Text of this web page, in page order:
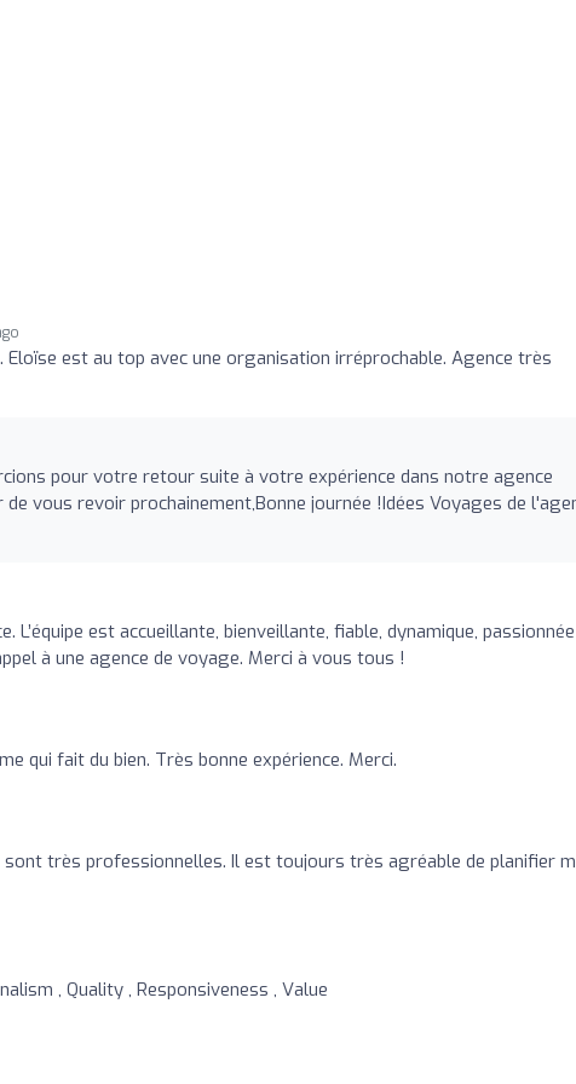
Eloïse est au top avec une organisation irréprochable. Agence très
pour votre retour suite à votre expérience dans notre agence
vous revoir prochainement,Bonne journée !Idées Voyages de
L’équipe est accueillante, bienveillante, fiable, dynamique,
à une agence de voyage. Merci à vous tous !
qui fait du bien. Très bonne expérience. Merci.
sont très professionnelles. Il est toujours très agréable de planifier
, Quality , Responsiveness , Value